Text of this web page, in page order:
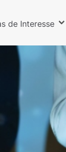
de Interesse